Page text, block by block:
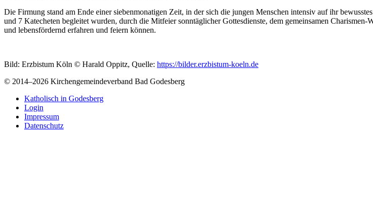
Die Firmung stand am Ende einer siebenmonatigen Zeit, in der sich die jungen Menschen intensiv auf ihr
und 7 Katecheten begleitet wurden, durch die Mitfeier sonntäglicher Gottesdienste, dem gemeinsamen
und lebensfördernd erfahren und feiern können.
Bild: Erzbistum Köln © Harald Oppitz, Quelle: https://bilder.erzbistum-koeln.de
© 2014–2026 Kirchengemeindeverband Bad Godesberg
Katholisch in Godesberg
Login
Impressum
Datenschutz